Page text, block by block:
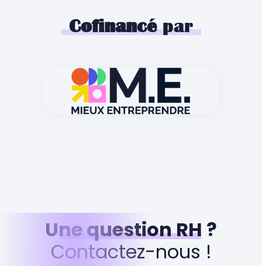
Cofinancépar
Une question RH ?
Contactez-nous !